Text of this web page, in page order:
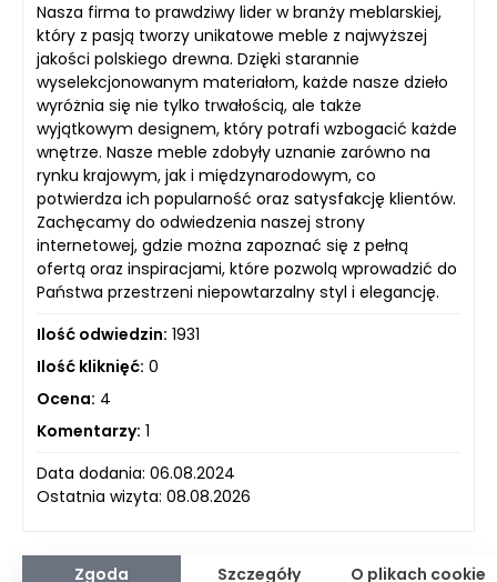
Nasza firma to prawdziwy lider w branży meblarskiej,
który z pasją tworzy unikatowe meble z najwyższej
jakości polskiego drewna. Dzięki starannie
wyselekcjonowanym materiałom, każde nasze dzieło
wyróżnia się nie tylko trwałością, ale także
wyjątkowym designem, który potrafi wzbogacić każde
wnętrze. Nasze meble zdobyły uznanie zarówno na
rynku krajowym, jak i międzynarodowym, co
potwierdza ich popularność oraz satysfakcję klientów.
Zachęcamy do odwiedzenia naszej strony
internetowej, gdzie można zapoznać się z pełną
ofertą oraz inspiracjami, które pozwolą wprowadzić do
Państwa przestrzeni niepowtarzalny styl i elegancję.
Ilość odwiedzin: 1931
Ilość kliknięć: 0
Ocena: 4
Komentarzy: 1
Data dodania: 06.08.2024
Ostatnia wizyta: 08.08.2026
Zgoda Szczegóły O plikach cookie